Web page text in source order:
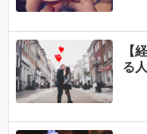
【
る